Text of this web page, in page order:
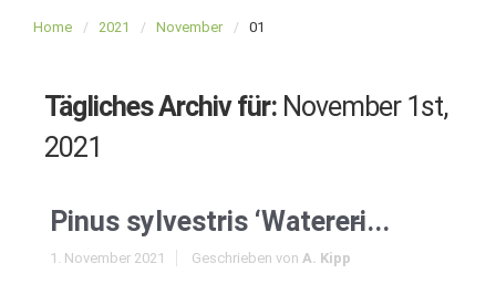
Home 2021 November 01
Tägliches Archiv für: November 1st,
2021
Pinus sylvestris ‘Watereri̵...
1. November 2021 Geschrieben von A. Kipp